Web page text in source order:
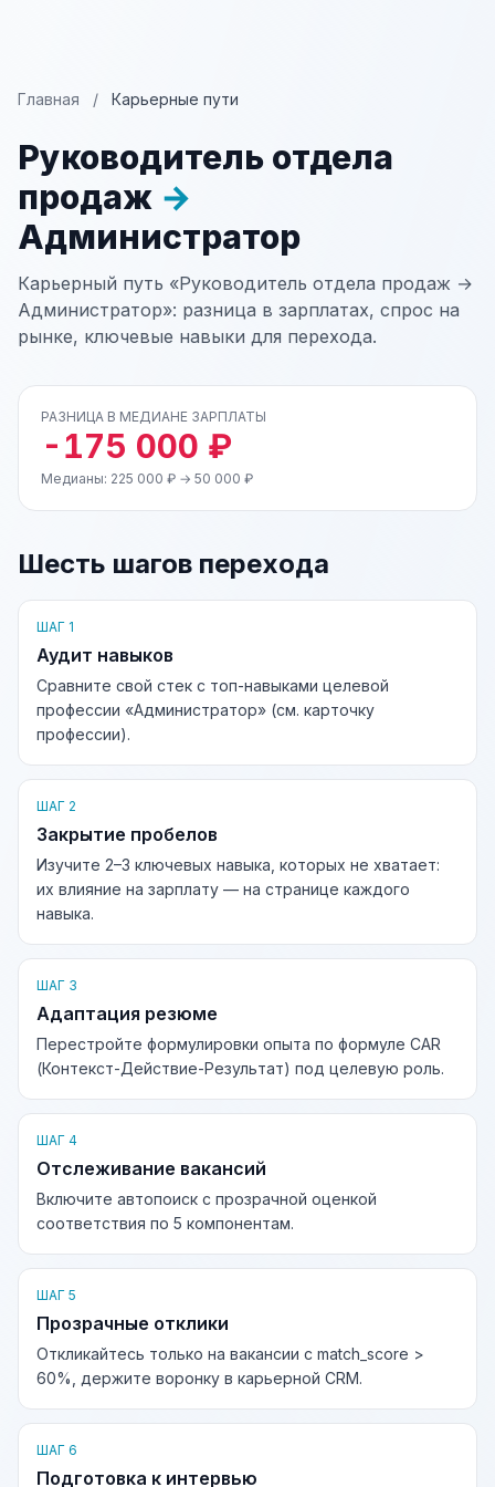
Главная / Карьерные пути
Руководитель отдела
продаж →
Администратор
Карьерный путь «Руководитель отдела продаж →
Администратор»: разница в зарплатах, спрос на
рынке, ключевые навыки для перехода.
РАЗНИЦА В МЕДИАНЕ ЗАРПЛАТЫ
-175 000 ₽
Медианы: 225 000 ₽ → 50 000 ₽
Шесть шагов перехода
ШАГ 1
Аудит навыков
Сравните свой стек с топ-навыками целевой
профессии «Администратор» (см. карточку
профессии).
ШАГ 2
Закрытие пробелов
Изучите 2–3 ключевых навыка, которых не хватает:
их влияние на зарплату — на странице каждого
навыка.
ШАГ 3
Адаптация резюме
Перестройте формулировки опыта по формуле CAR
(Контекст-Действие-Результат) под целевую роль.
ШАГ 4
Отслеживание вакансий
Включите автопоиск с прозрачной оценкой
соответствия по 5 компонентам.
ШАГ 5
Прозрачные отклики
Откликайтесь только на вакансии с match_score >
60%, держите воронку в карьерной CRM.
ШАГ 6
Подготовка к интервью